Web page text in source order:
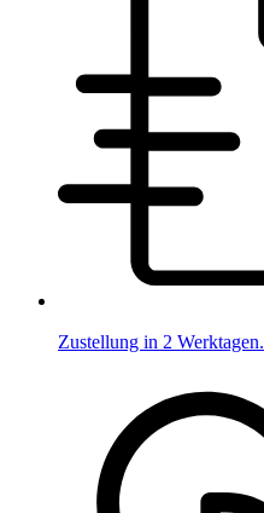
Zustellung in 2 Werktagen.